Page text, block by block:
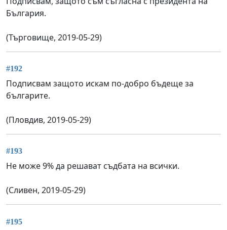
България.
(Търговище, 2019-05-29)
#192
Подписвам защото искам по-добро бъдеще за
българите.
(Пловдив, 2019-05-29)
#193
Не може 9% да решават съдбата на всички.
(Сливен, 2019-05-29)
#195